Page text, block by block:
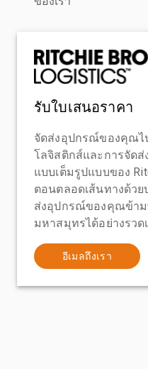
รับใบเสนอราคา
จัดส่งอุปกรณ์ของคุณไ
โลจิสติกส์และการจัดส่
แบบเต็มรูปแบบของ
ตอนตลอดเส้นทางด้วย
ส่งอุปกรณ์ของคุณข้า
มหาสมุทรได้อย่างรว
อีเมลถึงเรา